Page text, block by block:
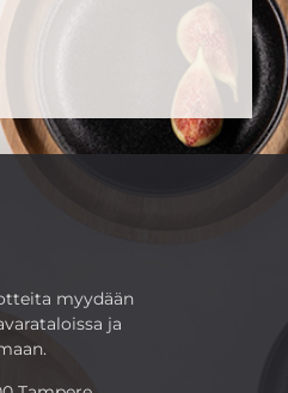
myydään
ja